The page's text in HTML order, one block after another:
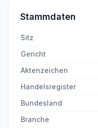
Stammdaten
Sitz
Gericht
Aktenzeichen
Handelsregister
Bundesland
Branche